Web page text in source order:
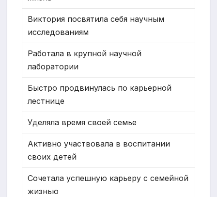
Виктория посвятила себя научным
исследованиям
Работала в крупной научной
лаборатории
Быстро продвинулась по карьерной
лестнице
Уделяла время своей семье
Активно участвовала в воспитании
своих детей
Сочетала успешную карьеру с семейной
жизнью